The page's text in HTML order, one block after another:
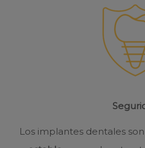
Los implantes dentales son